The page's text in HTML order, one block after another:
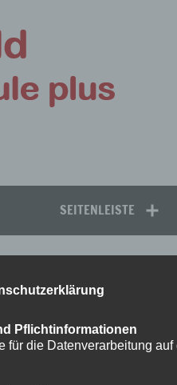
SEITENLEISTE
2
Pflichtinformationen
für die Datenverarbeitung auf